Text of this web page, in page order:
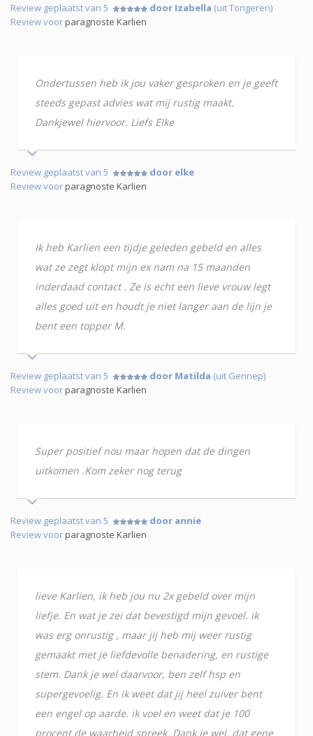
Review geplaatst van 5 door Izabella (uit Tongeren)
Review voorparagnoste Karlien
Ondertussen heb ik jou vaker gesproken en je geeft
steeds gepast advies wat mij rustig maakt.
Dankjewel hiervoor. Liefs Elke
Review geplaatst van 5
door elke
Review voorparagnoste Karlien
Ik heb Karlien een tijdje geleden gebeld en alles
wat ze zegt klopt mijn ex nam na 15 maanden
inderdaad contact . Ze is echt een lieve vrouw legt
alles goed uit en houdt je niet langer aan de lijn je
bent een topper M.
Review geplaatst van 5 door Matilda (uit Gennep)
Review voorparagnoste Karlien
Super positief nou maar hopen dat de dingen
uitkomen .Kom zeker nog terug
Review geplaatst van 5
door annie
Review voorparagnoste Karlien
lieve Karlien, ik heb jou nu 2x gebeld over mijn
liefje. En wat je zei dat bevestigd mijn gevoel. ik
was erg onrustig , maar jij heb mij weer rustig
gemaakt met je liefdevolle benadering, en rustige
stem. Dank je wel daarvoor, ben zelf hsp en
supergevoelig. En ik weet dat jij heel zuiver bent
een engel op aarde. ik voel en weet dat je 100
procent de waarheid spreek. Dank je wel, dat gene